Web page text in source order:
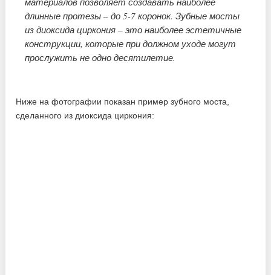
длинные протезы – до 5-7 коронок. Зубные мосты
из диоксида циркония – это наиболее эстетичные
конструкции, которые при должном уходе могут
прослужить не одно десятилетие.
Ниже на фотографии показан пример зубного моста,
сделанного из диоксида циркония: